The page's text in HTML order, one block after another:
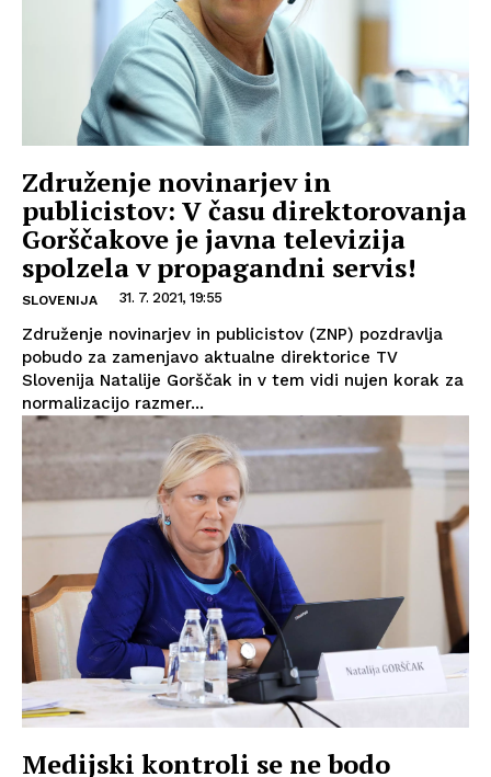
Združenje novinarjev in
publicistov: V času direktorovanja
Gorščakove je javna televizija
spolzela v propagandni servis!
SLOVENIJA 31. 7. 2021, 19:55
Združenje novinarjev in publicistov (ZNP) pozdravlja
pobudo za zamenjavo aktualne direktorice TV
Slovenija Natalije Gorščak in v tem vidi nujen korak za
normalizacijo razmer...
Medijski kontroli se ne bodo